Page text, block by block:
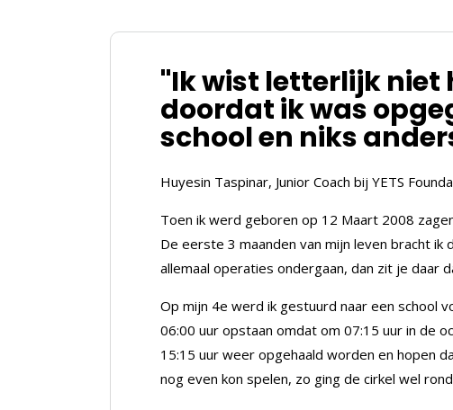
"Ik wist letterlijk niet
doordat ik was
school en niks
Huyesin Taspinar, Junior Coach bij YETS
Toen ik werd geboren op 12 Maart 2008
De eerste 3 maanden van mijn leven bracht ik
allemaal operaties ondergaan, dan zit je daar
Op mijn 4e werd ik gestuurd naar een school
06:00 uur opstaan omdat om 07:15 uur in de
15:15 uur weer opgehaald worden en hopen
nog even kon spelen, zo ging de cirkel wel